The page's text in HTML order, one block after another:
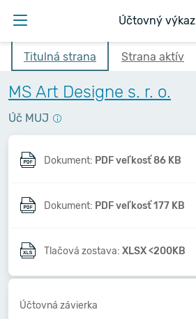
Účtovný výkaz
Titulná strana Strana aktív
MS Art Designe s. r. o.
Úč MUJ
Dokument: PDF veľkosť 86 KB
Dokument: PDF veľkosť 177 KB
Tlačová zostava: XLSX <200KB
Účtovná závierka